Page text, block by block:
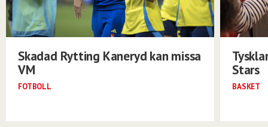
Skadad Rytting Kaneryd kan missa
VM
FOTBOLL
Stars
BASKET